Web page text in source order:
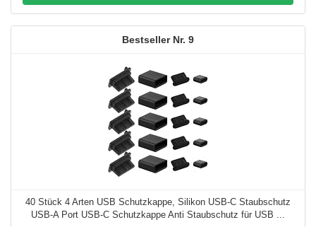
9
40 Stück 4 Arten USB Schutzkappe, Silikon USB-C Staubschutz
USB-A Port USB-C Schutzkappe Anti Staubschutz für USB ...